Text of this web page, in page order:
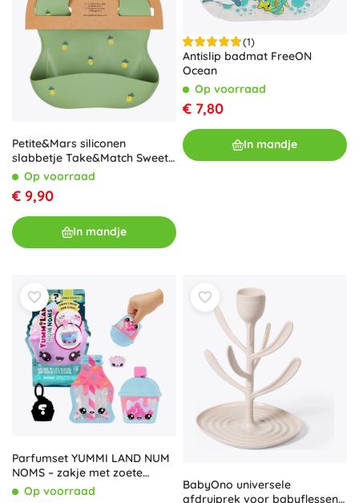
Petite&Mars siliconen
slabbetje Take&Match Sweet
Pineaples 6m+
Op voorraad
€ 9,90
In mandje
(1)
Antislip badmat FreeON
Ocean
Op voorraad
€ 7,80
In mandje
Parfumset YUMMI LAND NUM
NOMS – zakje met zoete
geurtjes voor kinderen
Op voorraad
BabyOno universele
afdruiprek voor babyflessen